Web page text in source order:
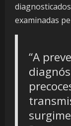
examinadas
“A